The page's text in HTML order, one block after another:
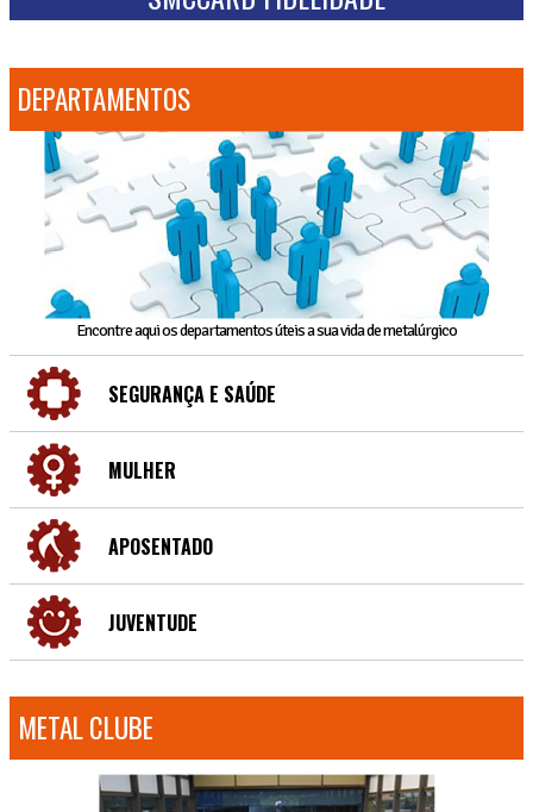
DEPARTAMENTOS
Encontre aqui os departamentos úteis a sua vida de metalúrgico
SEGURANÇA E SAÚDE
MULHER
APOSENTADO
JUVENTUDE
METAL CLUBE